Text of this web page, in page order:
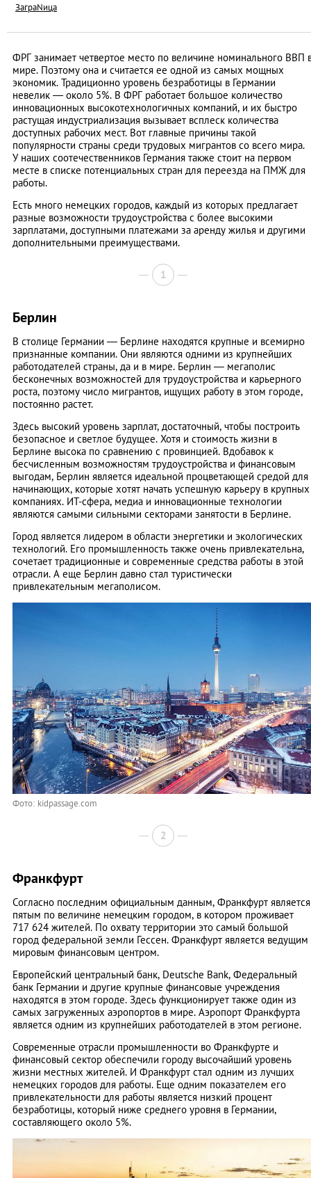
ЗаграNица
ФРГ занимает четвертое место по величине номинального ВВП
мире. Поэтому она и считается ее одной из самых мощных
экономик. Традиционно уровень безработицы в Германии
невелик — около 5%. В ФРГ работает большое количество
инновационных высокотехнологичных компаний, и их быстро
растущая индустриализация вызывает всплеск количества
доступных рабочих мест. Вот главные причины такой
популярности страны среди трудовых мигрантов со всего мира.
У наших соотечественников Германия также стоит на первом
месте в списке потенциальных стран для переезда на ПМЖ для
работы.
Есть много немецких городов, каждый из которых предлагает
разные возможности трудоустройства с более высокими
зарплатами, доступными платежами за аренду жилья и другими
дополнительными преимуществами.
1
Берлин
В столице Германии — Берлине находятся крупные и всемирно
признанные компании. Они являются одними из крупнейших
работодателей страны, да и в мире. Берлин — мегаполис
бесконечных возможностей для трудоустройства и карьерного
роста, поэтому число мигрантов, ищущих работу в этом городе,
постоянно растет.
Здесь высокий уровень зарплат, достаточный, чтобы построить
безопасное и светлое будущее. Хотя и стоимость жизни в
Берлине высока по сравнению с провинцией. Вдобавок к
бесчисленным возможностям трудоустройства и финансовым
выгодам, Берлин является идеальной процветающей средой для
начинающих, которые хотят начать успешную карьеру в крупных
компаниях. ИТ-сфера, медиа и инновационные технологии
являются самыми сильными секторами занятости в Берлине.
Город является лидером в области энергетики и экологических
технологий. Его промышленность также очень привлекательна,
сочетает традиционные и современные средства работы в этой
отрасли. А еще Берлин давно стал туристически
привлекательным мегаполисом.
Фото: kidpassage.com
2
Франкфурт
Согласно последним официальным данным, Франкфурт является
пятым по величине немецким городом, в котором проживает
717 624 жителей. По охвату территории это самый большой
город федеральной земли Гессен. Франкфурт является ведущим
мировым финансовым центром.
Европейский центральный банк, Deutsche Bank, Федеральный
банк Германии и другие крупные финансовые учреждения
находятся в этом городе. Здесь функционирует также один из
самых загруженных аэропортов в мире. Аэропорт Франкфурта
является одним из крупнейших работодателей в этом регионе.
Современные отрасли промышленности во Франкфурте и
финансовый сектор обеспечили городу высочайший уровень
жизни местных жителей. И Франкфурт стал одним из лучших
немецких городов для работы. Еще одним показателем его
привлекательности для работы является низкий процент
безработицы, который ниже среднего уровня в Германии,
составляющего около 5%.